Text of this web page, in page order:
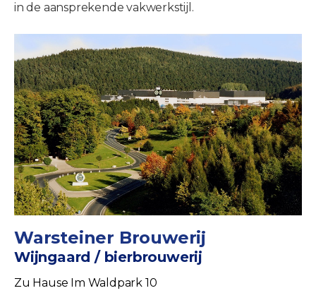
in de aansprekende vakwerkstijl.
Warsteiner Brouwerij
Wijngaard / bierbrouwerij
Zu Hause Im Waldpark 10